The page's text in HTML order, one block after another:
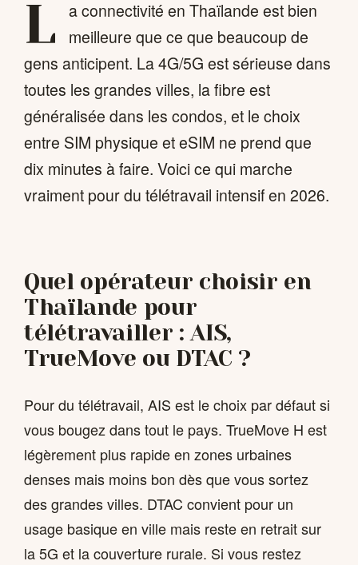
L
a connectivité en Thaïlande est bien
meilleure que ce que beaucoup de
gens anticipent. La 4G/5G est sérieuse dans
toutes les grandes villes, la fibre est
généralisée dans les condos, et le choix
entre SIM physique et eSIM ne prend que
dix minutes à faire. Voici ce qui marche
vraiment pour du télétravail intensif en 2026.
Quel opérateur choisir en
Thaïlande pour
télétravailler : AIS,
TrueMove ou DTAC ?
Pour du télétravail, AIS est le choix par défaut si
vous bougez dans tout le pays. TrueMove H est
légèrement plus rapide en zones urbaines
denses mais moins bon dès que vous sortez
des grandes villes. DTAC convient pour un
usage basique en ville mais reste en retrait sur
la 5G et la couverture rurale. Si vous restez